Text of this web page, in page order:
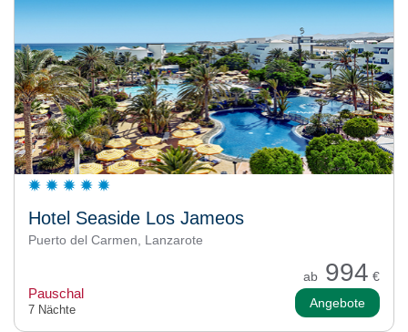
Hotel Seaside Los Jameos
Puerto del Carmen, Lanzarote
ab 994 €
Pauschal
7 Nächte Angebote